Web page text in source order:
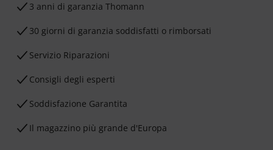
3 anni di garanzia Thomann
30 giorni di garanzia soddisfatti o rimborsati
Servizio Riparazioni
Consigli degli esperti
Soddisfazione Garantita
Il magazzino più grande d'Europa